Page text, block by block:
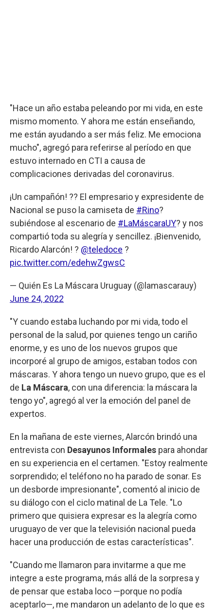
"Hace un año estaba peleando por mi vida, en este
mismo momento. Y ahora me están enseñando,
me están ayudando a ser más feliz. Me emociona
mucho", agregó para referirse al período en que
estuvo internado en CTI a causa de
complicaciones derivadas del coronavirus.
¡Un campañón! ?? El empresario y expresidente de
Nacional se puso la camiseta de #Rino?
subiéndose al escenario de #LaMáscaraUY? y nos
compartió toda su alegría y sencillez. ¡Bienvenido,
Ricardo Alarcón! ? @teledoce ?
pic.twitter.com/edehwZgwsC
— Quién Es La Máscara Uruguay (@lamascarauy)
June 24, 2022
"Y cuando estaba luchando por mi vida, todo el
personal de la salud, por quienes tengo un cariño
enorme, y es uno de los nuevos grupos que
incorporé al grupo de amigos, estaban todos con
máscaras. Y ahora tengo un nuevo grupo, que es el
de La Máscara, con una diferencia: la máscara la
tengo yo", agregó al ver la emoción del panel de
expertos.
En la mañana de este viernes, Alarcón brindó una
entrevista con Desayunos Informales para ahondar
en su experiencia en el certamen. "Estoy realmente
sorprendido; el teléfono no ha parado de sonar. Es
un desborde impresionante", comentó al inicio de
su diálogo con el ciclo matinal de La Tele. "Lo
primero que quisiera expresar es la alegría como
uruguayo de ver que la televisión nacional pueda
hacer una producción de estas características".
"Cuando me llamaron para invitarme a que me
integre a este programa, más allá de la sorpresa y
de pensar que estaba loco —porque no podía
aceptarlo—, me mandaron un adelanto de lo que es